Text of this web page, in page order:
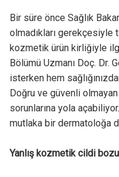
Bir süre önce Sağlık
olmadıkları gerekçesiyle
kozmetik ürün kirliğiyle
Bölümü Uzmanı Doç. Dr.
isterken hem
Doğru ve güvenli
sorunlarına yola
mutlaka bir dermatoloğa
Yanlış kozmetik cildi